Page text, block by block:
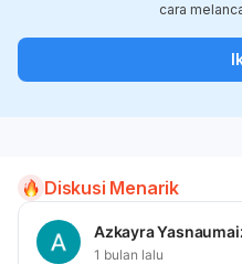
cara
Diskusi Menarik
Azkayra
1 bulan lalu